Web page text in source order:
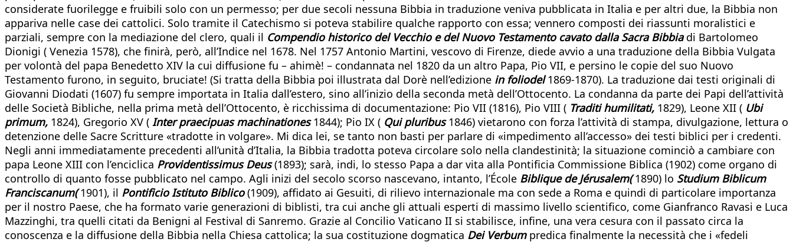
considerate fuorilegge e fruibili solo con un permesso; per due secoli nessuna Bibbia in traduzione veniva pubblicata in Italia e per altri due, la Bibbia non
appariva nelle case dei cattolici. Solo tramite il Catechismo si poteva stabilire qualche rapporto con essa; vennero composti dei riassunti moralistici e
parziali, sempre con la mediazione del clero, quali il Compendio historico del Vecchio e del Nuovo Testamento cavato dalla Sacra Bibbiadi Bartolomeo
Dionigi ( Venezia 1578), che finirà, però, all’Indice nel 1678. Nel 1757 Antonio Martini, vescovo di Firenze, diede avvio a una traduzione della Bibbia Vulgata
per volontà del papa Benedetto XIV la cui diffusione fu – ahimè! – condannata nel 1820 da un altro Papa, Pio VII, e persino le copie del suo Nuovo
Testamento furono, in seguito, bruciate! (Si tratta della Bibbia poi illustrata dal Dorè nell’edizione in foliodel1869-1870). La traduzione dai testi originali di
Giovanni Diodati (1607) fu sempre importata in Italia dall’estero, sino all’inizio della seconda metà dell’Ottocento. La condanna da parte dei Papi dell’attività
delle Società Bibliche, nella prima metà dell’Ottocento, è ricchissima di documentazione: Pio VII (1816), Pio VIII ( Traditi humilitati, 1829), Leone XII ( Ubi
primum, 1824), Gregorio XV ( Inter praecipuas machinationes1844); Pio IX ( Qui pluribus1846) vietarono con forza l’attività di stampa, divulgazione, lettura o
detenzione delle Sacre Scritture «tradotte in volgare». Mi dica lei, se tanto non basti per parlare di «impedimento all’accesso» dei testi biblici per i credenti.
Negli anni immediatamente precedenti all’unità d’Italia, la Bibbia tradotta poteva circolare solo nella clandestinità; la situazione cominciò a cambiare con
papa Leone XIII con l’enciclica Providentissimus Deus(1893); sarà, indi, lo stesso Papa a dar vita alla Pontificia Commissione Biblica (1902) come organo di
controllo di quanto fosse pubblicato nel campo. Agli inizi del secolo scorso nascevano, intanto, l’École Biblique de Jérusalem(1890) lo Studium Biblicum
Franciscanum(1901), il Pontificio Istituto Biblico(1909), affidato ai Gesuiti, di rilievo internazionale ma con sede a Roma e quindi di particolare importanza
per il nostro Paese, che ha formato varie generazioni di biblisti, tra cui anche gli attuali esperti di massimo livello scientifico, come Gianfranco Ravasi e Luca
Mazzinghi, tra quelli citati da Benigni al Festival di Sanremo. Grazie al Concilio Vaticano II si stabilisce, infine, una vera cesura con il passato circa la
conoscenza e la diffusione della Bibbia nella Chiesa cattolica; la sua costituzione dogmatica Dei Verbumpredica finalmente la necessità che i «fedeli